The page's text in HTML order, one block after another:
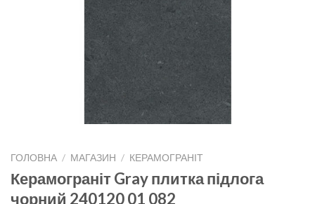
ГОЛОВНА / МАГАЗИН / КЕРАМОГРАНІТ
Керамограніт Gray плитка підлога
чорний 240120 01 082